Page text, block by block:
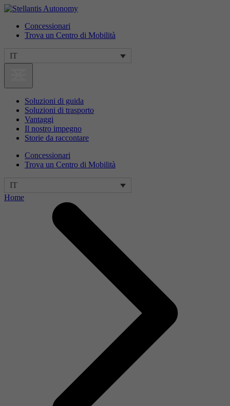
Concessionari
Trova un Centro di Mobilità
IT
Soluzioni di guida
Soluzioni di trasporto
Vantaggi
Il nostro impegno
Storie da raccontare
Concessionari
Trova un Centro di Mobilità
IT
Home